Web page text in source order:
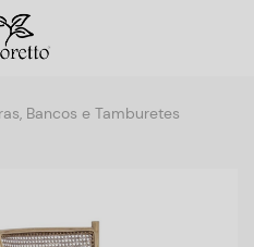
Bancos e Tamburetes